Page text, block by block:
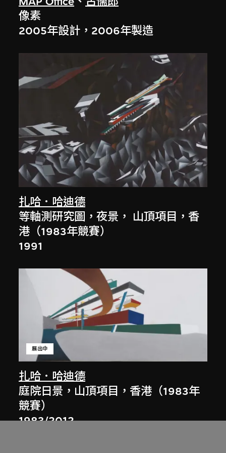
像素
2005年設計，2006年製造
扎哈．哈迪德
等軸測研究圖，夜景， 山頂項目，香
港（1983年競賽）
1991
扎哈．哈迪德
展出中
庭院日景，山頂項目，香港（1983年
競賽）
1983/2012